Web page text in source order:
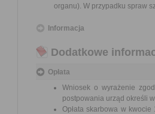
organu). W przypadku spraw
Informacja
Dodatkowe
Opłata
Wniosek o wyrażenie
postpowania urząd określi
Opłata skarbowa w